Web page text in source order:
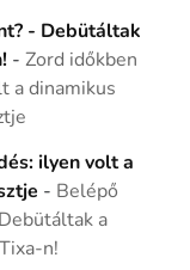
- Debütáltak
-Zord időkben
a dinamikus
ilyen volt a
- Belépő
a
n!